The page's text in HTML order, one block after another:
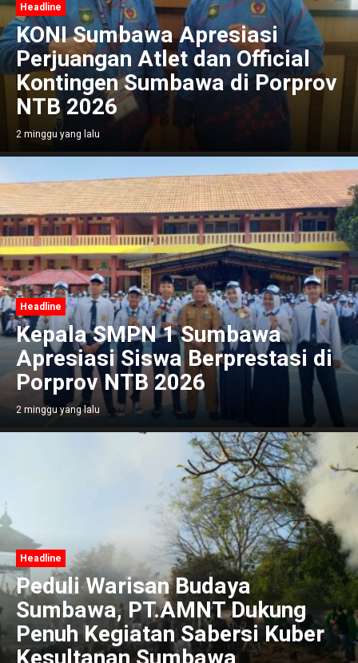
Headline
KONI Sumbawa Apresiasi
Perjuangan Atlet dan Official
Kontingen Sumbawa di Porprov
NTB 2026
2 minggu yang lalu
Headline
Kepala SMPN 1 Sumbawa
Apresiasi Siswa Berprestasi di
Porprov NTB 2026
2 minggu yang lalu
Headline
Peduli Warisan Budaya
Sumbawa, PT.AMNT Dukung
Penuh Kegiatan Sabersi Kuber